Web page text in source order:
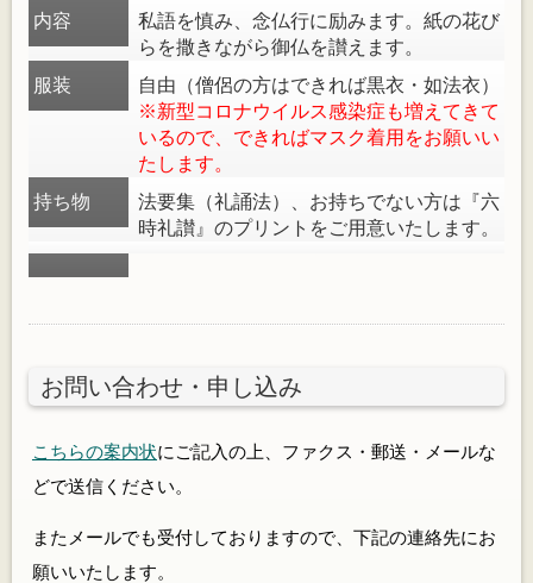
内容
私語を慎み、念仏行に励みます。紙の花び
らを撒きながら御仏を讃えます。
服装
自由（僧侶の方はできれば黒衣・如法衣）
※新型コロナウイルス感染症も増えてきて
いるので、できればマスク着用をお願いい
たします。
持ち物
法要集（礼誦法）、お持ちでない方は『六
時礼讃』のプリントをご用意いたします。
お問い合わせ・申し込み
こちらの案内状にご記入の上、ファクス・郵送・メールな
どで送信ください。
またメールでも受付しておりますので、下記の連絡先にお
願いいたします。